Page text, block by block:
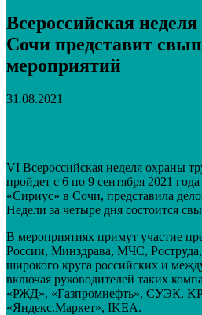
Всероссийская
Сочи представит
мероприятий
31.08.2021
VI Всероссийская неделя охраны
пройдет с 6 по 9 сентября 2021
«Сириус» в Сочи, представила
Недели за четыре дня состоится
В мероприятиях примут участие
России, Минздрава, МЧС, Роструда,
широкого круга российских и
включая руководителей таких
«РЖД», «Газпромнефть», СУЭК,
«Яндекс.Маркет», IKEA.